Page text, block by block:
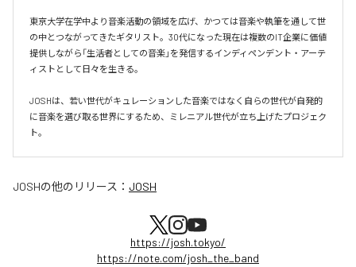
東京大学在学中より音楽活動の領域を広げ、かつては音楽や執筆を通して世
の中とつながってきたギタリスト。30代になった現在は複数のIT企業に価値
提供しながら「生活者としての音楽」を発信するインディペンデント・アーテ
ィストとして日々を生きる。
JOSHは、若い世代がキュレーションした音楽ではなく自らの世代が自発的
に音楽を選び取る世界にするため、ミレニアル世代が立ち上げたプロジェク
ト。
JOSHの他のリリース： JOSH
https://josh.tokyo/
https://note.com/josh_the_band